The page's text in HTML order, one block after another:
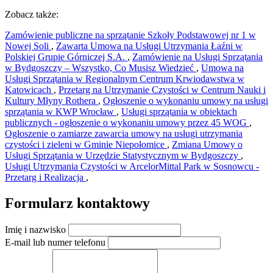
Zobacz także:
Zamówienie publiczne na sprzątanie Szkoły Podstawowej nr 1 w
Nowej Soli , Zawarta Umowa na Usługi Utrzymania Łaźni w
Polskiej Grupie Górniczej S.A. , Zamówienie na Usługi Sprzątania
w Bydgoszczy – Wszystko, Co Musisz Wiedzieć , Umowa na
Usługi Sprzątania w Regionalnym Centrum Krwiodawstwa w
Katowicach , Przetarg na Utrzymanie Czystości w Centrum Nauki i
Kultury Młyny Rothera , Ogłoszenie o wykonaniu umowy na usługi
sprzątania w KWP Wrocław , Usługi sprzątania w obiektach
publicznych - ogłoszenie o wykonaniu umowy przez 45 WOG ,
Ogłoszenie o zamiarze zawarcia umowy na usługi utrzymania
czystości i zieleni w Gminie Niepołomice , Zmiana Umowy o
Usługi Sprzątania w Urzędzie Statystycznym w Bydgoszczy ,
Usługi Utrzymania Czystości w ArcelorMittal Park w Sosnowcu -
Przetarg i Realizacja ,
Formularz kontaktowy
Imię i nazwisko
E-mail lub numer telefonu